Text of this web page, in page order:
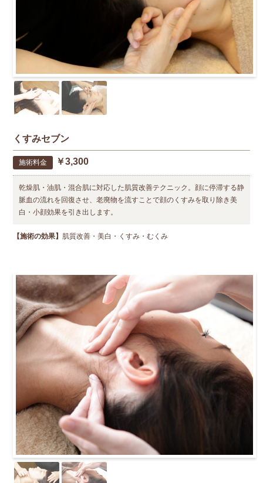
くすみセブン
施術料金 ￥3,300
乾燥肌・油肌・混合肌に対応した肌質改善テクニック。顔に停滞する静
脈血の流れを回復させ、老廃物を流すことで顔のくすみを取り除き美
白・小顔効果を引き出します。
【施術の効果】 肌質改善・美白・くすみ・むくみ